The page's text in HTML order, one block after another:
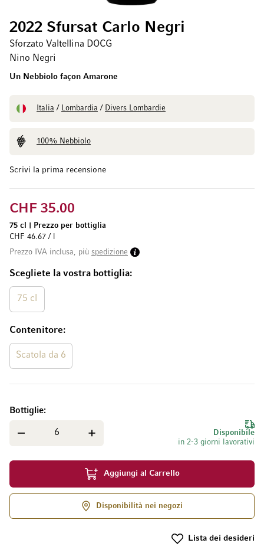
Scrivi la prima recensione
2022 Sfursat Carlo Negri
Sforzato Valtellina DOCG
Nino Negri
Un Nebbiolo façon Amarone
Italia / Lombardia / Divers Lombardie
100% Nebbiolo
Scegliete la vostra bottiglia
75 cl
Contenitore
Scatola da 6
CHF 35.00
75 cl
Prezzo per bottiglia
CHF 46.67 / l
Prezzo IVA inclusa, più spedizione
Disponibile
in 2-3 giorni lavorativi
Bottiglie
Aggiungi al Carrello
Disponibilità nei negozi
Lista dei desideri